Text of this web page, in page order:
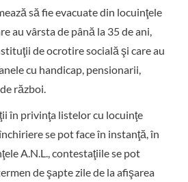
să fie evacuate din locuinţele
au vârsta de până la 35 de ani,
de ocrotire socială şi care au
cu handicap, pensionarii,
război.
în privinţa listelor cu locuinţe
se pot face în instanţă, în
A.N.L., contestaţiile se pot
de şapte zile de la afişarea